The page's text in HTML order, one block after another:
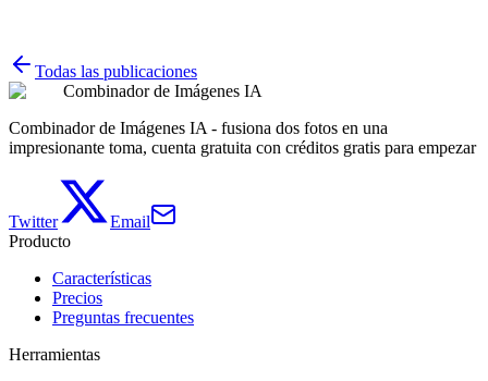
Todas las publicaciones
Combinador de Imágenes IA
Combinador de Imágenes IA - fusiona dos fotos en una
impresionante toma, cuenta gratuita con créditos gratis para empezar
Twitter
Email
Producto
Características
Precios
Preguntas frecuentes
Herramientas